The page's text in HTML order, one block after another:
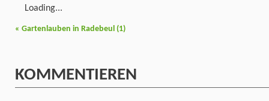
Loading...
« Gartenlauben in Radebeul (1)
KOMMENTIEREN